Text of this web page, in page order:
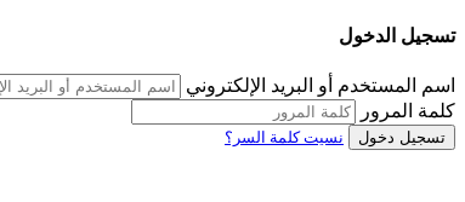
تسجيل الدخول
اسم المستخدم أو البريد الإلكتروني
كلمة المرور
تسجيل دخول نسيت كلمة السر؟